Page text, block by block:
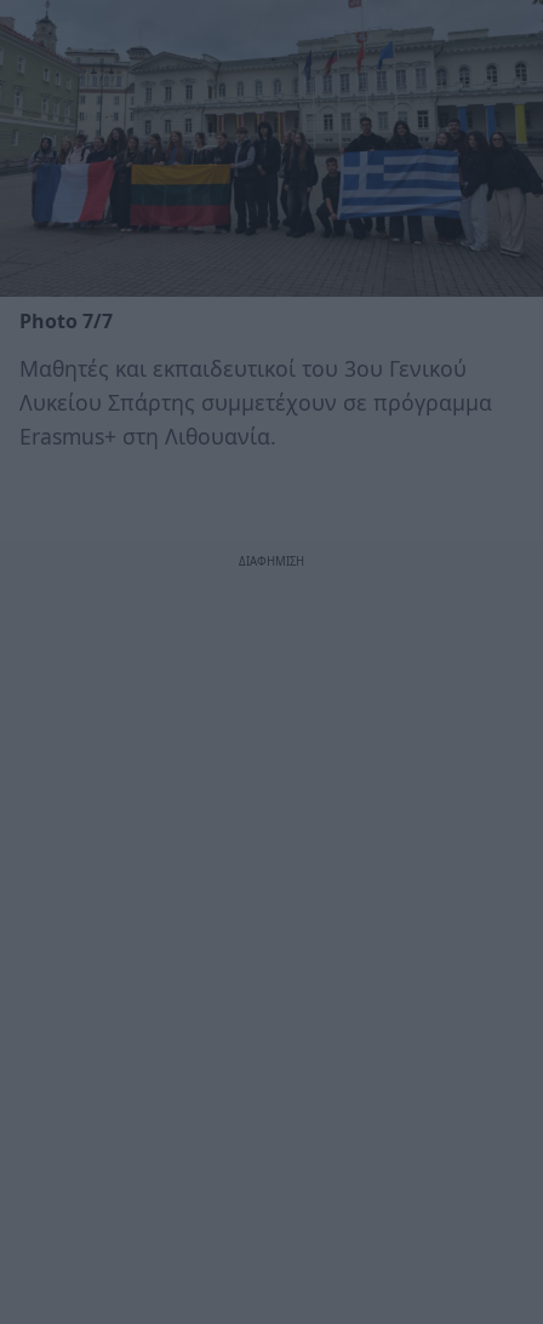
Photo 7/7
Μαθητές και εκπαιδευτικοί του 3ου Γενικού
Λυκείου Σπάρτης συμμετέχουν σε πρόγραμμα
Erasmus+ στη Λιθουανία.